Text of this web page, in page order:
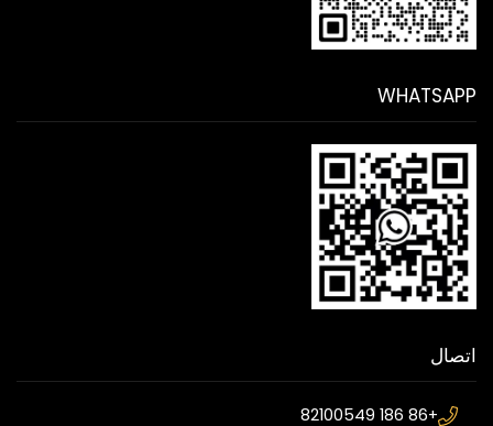
WHATSAPP
اتصال
+86 186 82100549